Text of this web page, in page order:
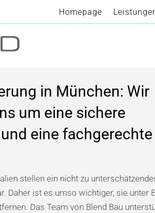
Homepage
Homepage
in München: Wir
um eine sichere
eine fachgerechte
stellen ein nicht zu
Daher ist es umso wichtiger, sie unter
Das Team von Blend Bau